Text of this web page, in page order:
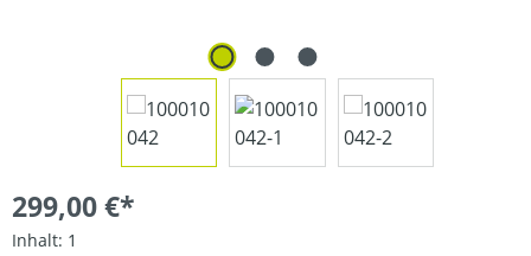
299,00 €*
Inhalt: 1